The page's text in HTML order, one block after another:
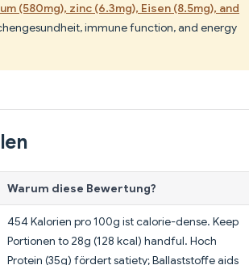
(580mg), zinc (6.3mg), Eisen (8.5mg), and
immune function, and energy
Warum diese Bewertung?
454 Kalorien pro 100g ist calorie-dense. Keep
Portionen to 28g (128 kcal) handful. Hoch
Protein (35g) fördert satiety; Ballaststoffe aids